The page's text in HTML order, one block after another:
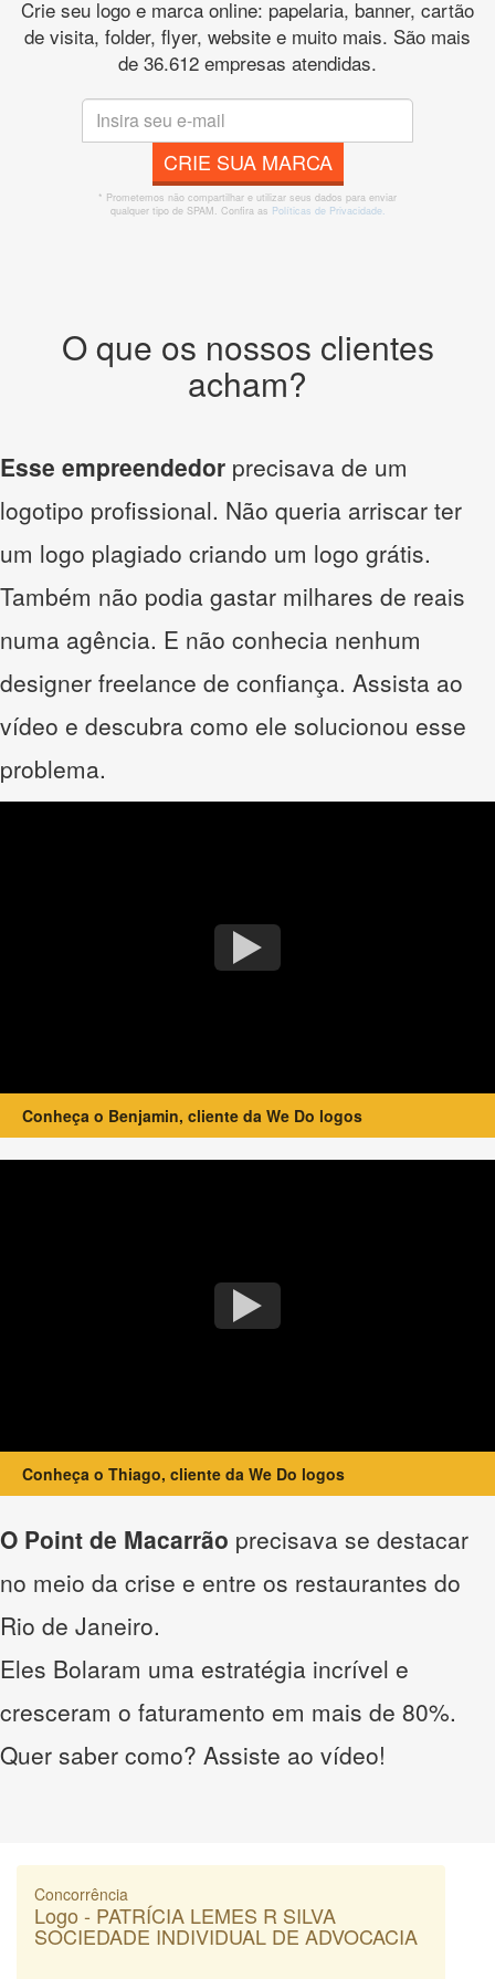
Crie seu logo e marca online: papelaria, banner, cartão
de visita, folder, flyer, website e muito mais. São mais
de 36.612 empresas atendidas.
CRIE SUA MARCA
* Prometemos não compartilhar e utilizar seus dados para enviar
qualquer tipo de SPAM. Confira as Políticas de Privacidade.
O que os nossos clientes
acham?
Esse empreendedor precisava de um
logotipo profissional. Não queria arriscar ter
um logo plagiado criando um logo grátis.
Também não podia gastar milhares de reais
numa agência. E não conhecia nenhum
designer freelance de confiança. Assista ao
vídeo e descubra como ele solucionou esse
problema.
Conheça o Benjamin, cliente da We Do logos
Conheça o Thiago, cliente da We Do logos
O Point de Macarrão precisava se destacar
no meio da crise e entre os restaurantes do
Rio de Janeiro.
Eles Bolaram uma estratégia incrível e
cresceram o faturamento em mais de 80%.
Quer saber como? Assiste ao vídeo!
Concorrência
Logo - PATRÍCIA LEMES R SILVA
SOCIEDADE INDIVIDUAL DE ADVOCACIA